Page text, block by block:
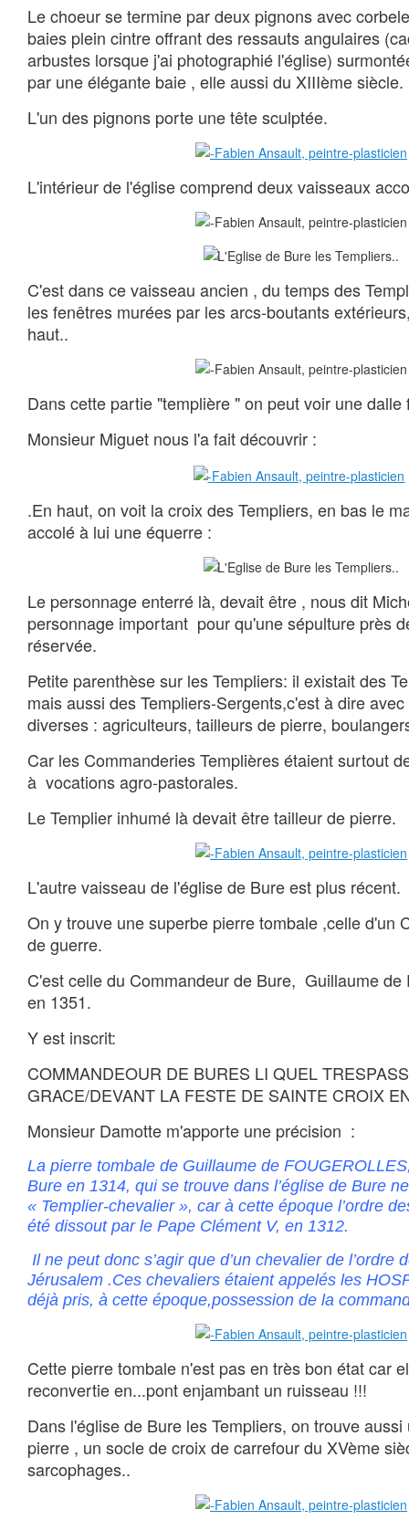
Le choeur se termine par deux pignons avec
baies plein cintre offrant des ressauts angulaires
arbustes lorsque j'ai photographié l'église)
par une élégante baie , elle aussi du XIIIème siècle.
L'un des pignons porte une tête sculptée.
L'intérieur de l'église comprend deux vaisseaux
C'est dans ce vaisseau ancien , du temps des
les fenêtres murées par les arcs-boutants
haut..
Dans cette partie "templière " on peut voir une
Monsieur Miguet nous l'a fait découvrir :
.En haut, on voit la croix des Templiers, en bas le
accolé à lui une équerre :
Le personnage enterré là, devait être , nous dit
personnage important pour qu'une sépulture près
réservée.
Petite parenthèse sur les Templiers: il existait des
mais aussi des Templiers-Sergents,c'est à dire
diverses : agriculteurs, tailleurs de pierre,
Car les Commanderies Templières étaient surtout
à vocations agro-pastorales.
Le Templier inhumé là devait être tailleur de pierre.
L'autre vaisseau de l'église de Bure est plus récent.
On y trouve une superbe pierre tombale ,celle d'un
de guerre.
C'est celle du Commandeur de Bure, Guillaume de
en 1351.
Y est inscrit:
COMMANDEOUR DE BURES LI QUEL
GRACE/DEVANT LA FESTE DE SAINTE CROIX
Monsieur Damotte m'apporte une précision :
La pierre tombale de Guillaume de
Bure en 1314, qui se trouve dans l’église de Bure
« Templier-chevalier », car à cette époque l’ordre
été dissout par le Pape Clément V, en 1312.
Il ne peut donc s’agir que d’un chevalier de l’ordre
Jérusalem .Ces chevaliers étaient appelés les
déjà pris, à cette époque,possession de la
Cette pierre tombale n'est pas en très bon état car
reconvertie en...pont enjambant un ruisseau !!!
Dans l'église de Bure les Templiers, on trouve
pierre , un socle de croix de carrefour du XVème
sarcophages..